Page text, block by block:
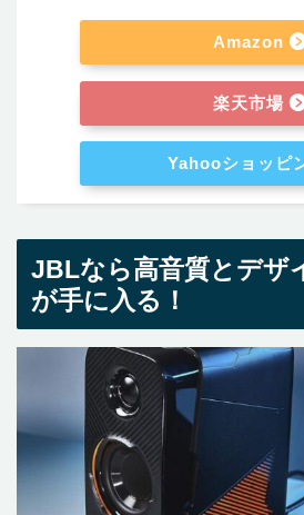
Amazon
楽天市場
Yahooショッピ
JBLなら高音質とデザ
が手に入る！